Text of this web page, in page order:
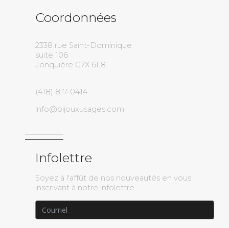
Coordonnées
2338 rue Saint-Dominique
suite 106
Jonquière G7X 6L8
(418) 817-0414
info@bijouxusages.com
Infolettre
Soyez à l'affût de nos nouveautés en vous
inscrivant à notre infolettre